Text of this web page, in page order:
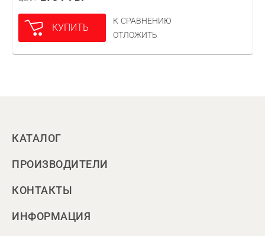
КУПИТЬ
К СРАВНЕНИЮ
ОТЛОЖИТЬ
КАТАЛОГ
ПРОИЗВОДИТЕЛИ
КОНТАКТЫ
ИНФОРМАЦИЯ